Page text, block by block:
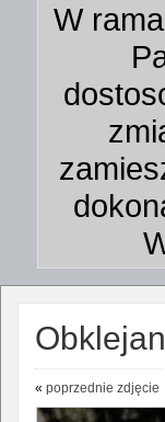
W
« poprzednie zdjęcie